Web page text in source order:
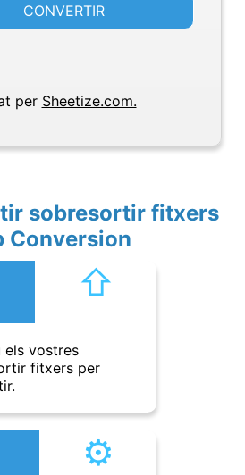
CONVERTIR
per Sheetize.com.
sobresortir fitxers
Conversion
⇧︎
els vostres
fitxers per
⚙︎